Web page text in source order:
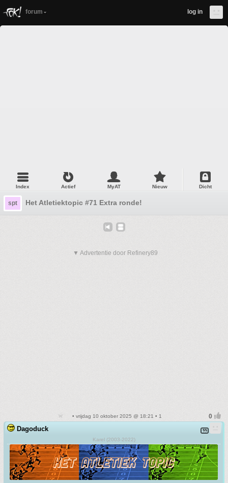
forum log in
Index Actief MyAT Nieuw Dicht
spt Het Atletiektopic #71 Extra ronde!
▼ Advertentie door Refinery89
• vrijdag 10 oktober 2025 @ 18:21 • 1
Dagoduck
Karel (2003-2022)